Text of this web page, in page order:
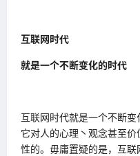
互联网时代
就是一个不断变化的时代
互联网时代就是一个不断变
它对人的心理丶观念甚至
性的。毋庸置疑的是，互